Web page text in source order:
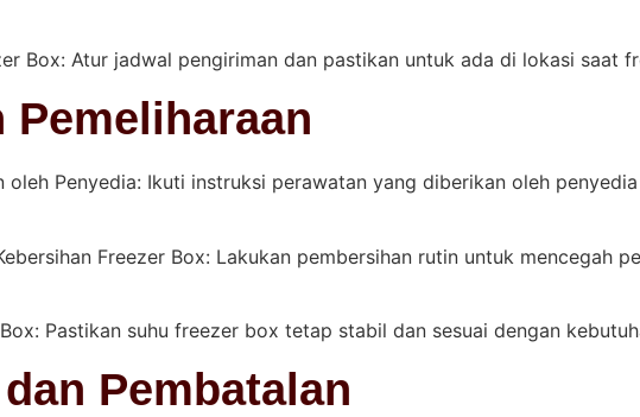
Box: Atur jadwal pengiriman dan pastikan untuk ada di lokasi saat
Pemeliharaan
oleh Penyedia: Ikuti instruksi perawatan yang diberikan oleh
Freezer Box: Lakukan pembersihan rutin untuk mencegah
Pastikan suhu freezer box tetap stabil dan sesuai dengan
Pembatalan